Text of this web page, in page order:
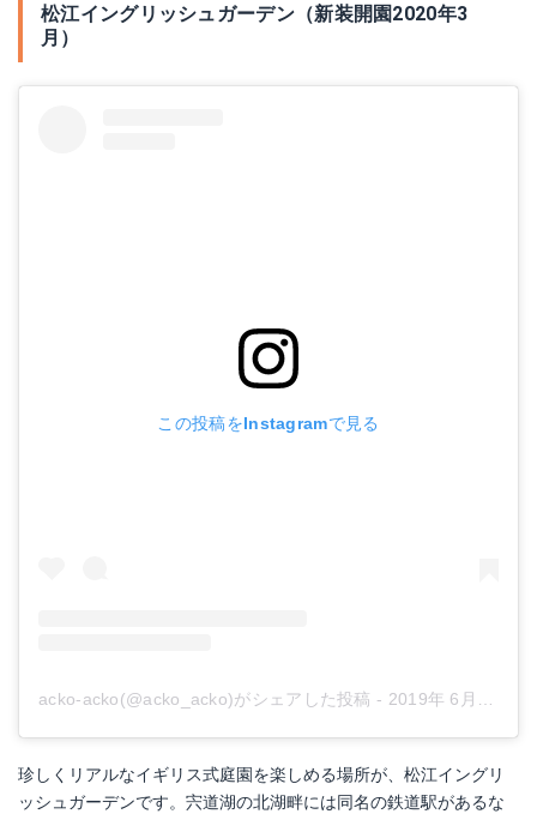
松江イングリッシュガーデン（新装開園2020年3
月）
この投稿をInstagramで見る
acko-acko(@acko_acko)がシェアした投稿 - 2019年 6月月1日午後4時39分PDT
珍しくリアルなイギリス式庭園を楽しめる場所が、松江イングリ
ッシュガーデンです。宍道湖の北湖畔には同名の鉄道駅があるな